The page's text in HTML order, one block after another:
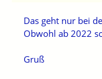
Das geht nur bei
Obwohl ab 2022
Gruß